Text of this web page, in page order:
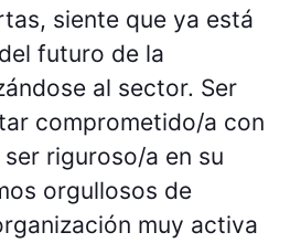
siente que ya está
futuro de la
al sector. Ser
comprometido/a con
riguroso/a en su
orgullosos de
muy activa